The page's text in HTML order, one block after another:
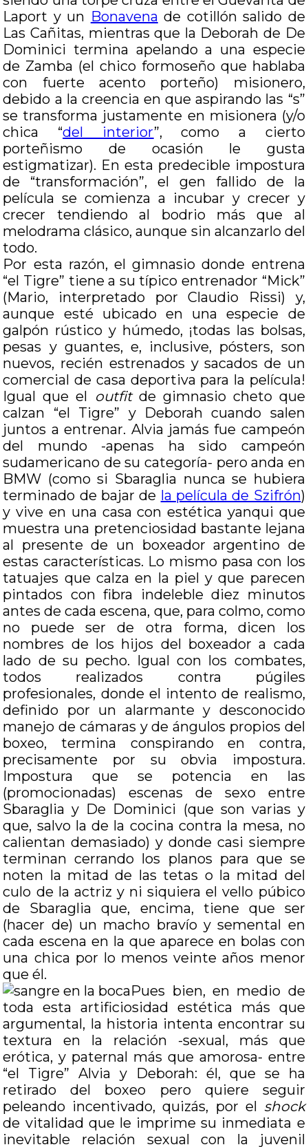
Laport y un Bonavena de cotillón salido de
Las Cañitas, mientras que la Deborah de De
Dominici termina apelando a una especie
de Zamba (el chico formoseño que hablaba
con fuerte acento porteño) misionero,
debido a la creencia en que aspirando las “s”
se transforma justamente en misionera (y/o
chica “del interior”, como a cierto
porteñismo de ocasión le gusta
estigmatizar). En esta predecible impostura
de “transformación”, el gen fallido de la
película se comienza a incubar y crecer y
crecer tendiendo al bodrio más que al
melodrama clásico, aunque sin alcanzarlo del
todo.
Por esta razón, el gimnasio donde entrena
“el Tigre” tiene a su típico entrenador “Mick”
(Mario, interpretado por Claudio Rissi) y,
aunque esté ubicado en una especie de
galpón rústico y húmedo, ¡todas las bolsas,
pesas y guantes, e, inclusive, pósters, son
nuevos, recién estrenados y sacados de un
comercial de casa deportiva para la película!
Igual que el outfitde gimnasio cheto que
calzan “el Tigre” y Deborah cuando salen
juntos a entrenar. Alvia jamás fue campeón
del mundo -apenas ha sido campeón
sudamericano de su categoría- pero anda en
BMW (como si Sbaraglia nunca se hubiera
terminado de bajar de la película de Szifrón)
y vive en una casa con estética yanqui que
muestra una pretenciosidad bastante lejana
al presente de un boxeador argentino de
estas características. Lo mismo pasa con los
tatuajes que calza en la piel y que parecen
pintados con fibra indeleble diez minutos
antes de cada escena, que, para colmo, como
no puede ser de otra forma, dicen los
nombres de los hijos del boxeador a cada
lado de su pecho. Igual con los combates,
todos realizados contra púgiles
profesionales, donde el intento de realismo,
definido por un alarmante y desconocido
manejo de cámaras y de ángulos propios del
boxeo, termina conspirando en contra,
precisamente por su obvia impostura.
Impostura que se potencia en las
(promocionadas) escenas de sexo entre
Sbaraglia y De Dominici (que son varias y
que, salvo la de la cocina contra la mesa, no
calientan demasiado) y donde casi siempre
terminan cerrando los planos para que se
noten la mitad de las tetas o la mitad del
culo de la actriz y ni siquiera el vello púbico
de Sbaraglia que, encima, tiene que ser
(hacer de) un macho bravío y semental en
cada escena en la que aparece en bolas con
una chica por lo menos veinte años menor
que él.
Pues bien, en medio de
toda esta artificiosidad estética más que
argumental, la historia intenta encontrar su
textura en la relación -sexual, más que
erótica, y paternal más que amorosa- entre
“el Tigre” Alvia y Deborah: él, que se ha
retirado del boxeo pero quiere seguir
peleando incentivado, quizás, por el shock
de vitalidad que le imprime su inmediata e
inevitable relación sexual con la juvenil